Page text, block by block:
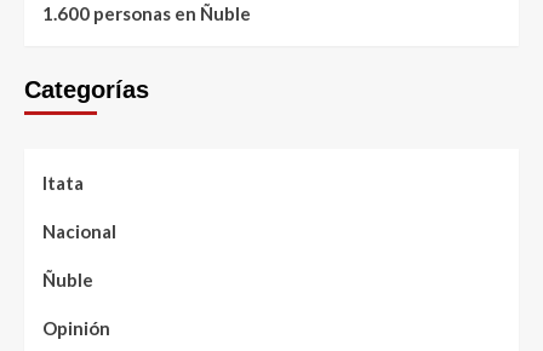
1.600 personas en Ñuble
Categorías
Itata
Nacional
Ñuble
Opinión